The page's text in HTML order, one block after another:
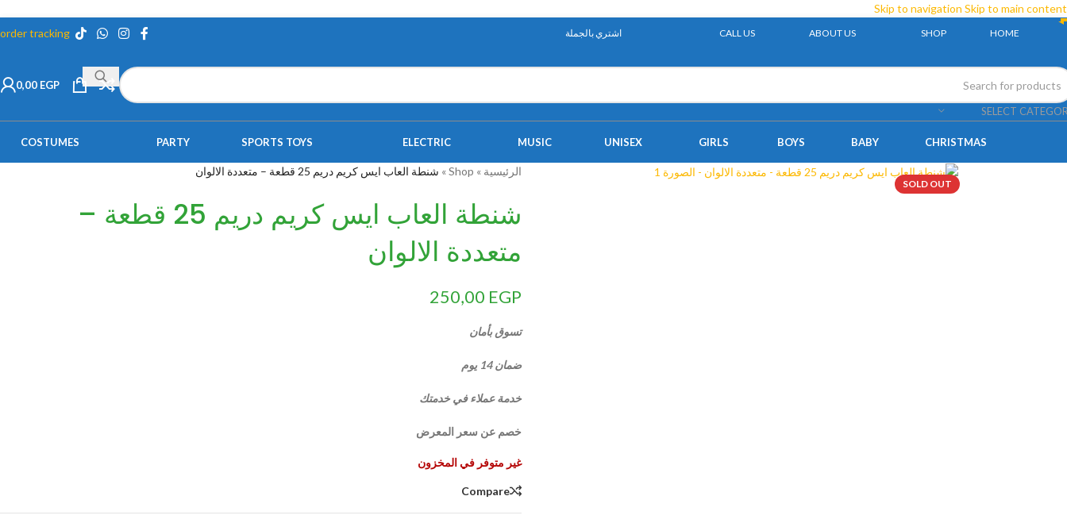
Skip to navigation Skip to main content
HOME
SHOP
ABOUT US
CALL US اشتري بالجملة order tracking
SELECT
0,00 EGP
CHRISTMAS
BABY
BOYS
GIRLS
UNISEX
MUSIC
ELECTRIC
SPORTS TOYS
PARTY
COSTUMES
SOLD OUT
الرئيسية »
Shop
» شنطة العاب ايس كريم دريم 25 قطعة – متعددة الالوان
شنطة العاب ايس كريم دريم 25 قطعة –
متعددة الالوان
250,00 EGP
تسوق بأمان
ضمان 14 يوم
خدمة عملاء في خدمتك
خصم عن سعر المعرض
غير متوفر في المخزون
Compare